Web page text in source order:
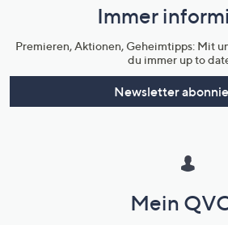
Immer
Premieren, Aktionen, Geheimtipps: Mit
du immer up to
Newsletter
Mein